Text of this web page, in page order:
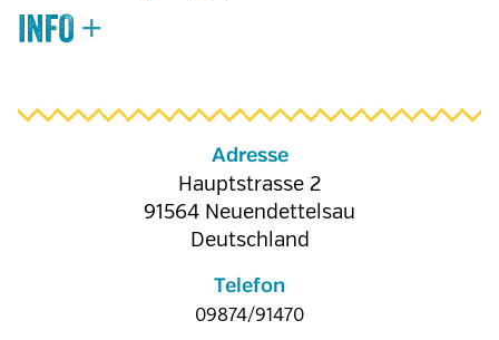
Adresse
Hauptstrasse 2
91564 Neuendettelsau
Deutschland
Telefon
09874/91470